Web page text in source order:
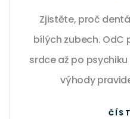
Zjistěte, proč
bílých zubech. OdC
srdce až po
výhody